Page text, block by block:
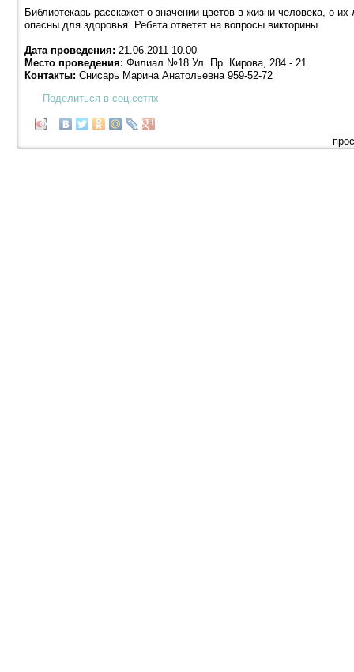
Библиотекарь расскажет о значении цветов в жизни человека, о
опасны для здоровья. Ребята ответят на вопросы викторины.
Дата проведения: 21.06.2011 10.00
Место проведения: Филиал №18 Ул. Пр. Кирова, 284 - 21
Контакты: Снисарь Марина Анатольевна 959-52-72
Поделиться в соц.сетях